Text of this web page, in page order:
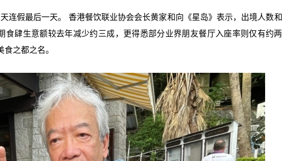
连假最后一天。 香港餐饮联业协会会长黄家和向《星岛》表示，出境人数和
食肆生意额较去年减少约三成，更得悉部分业界朋友餐厅入座率则仅有约两
之都之名。